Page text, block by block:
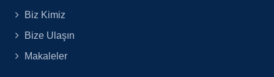
Biz Kimiz
Bize Ulaşın
Makaleler